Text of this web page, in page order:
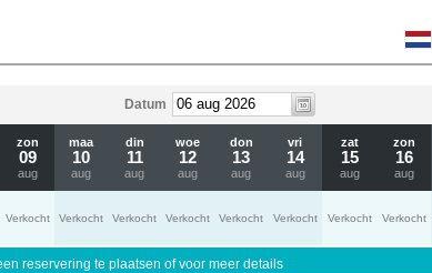
Datum
zon
09
aug
maa
10
aug
din
11
aug
woe
12
aug
don
13
aug
vri
14
aug
zat
15
aug
zon
16
aug
Verkocht Verkocht Verkocht Verkocht Verkocht Verkocht Verkocht Verkocht
reservering te plaatsen of voor meer details